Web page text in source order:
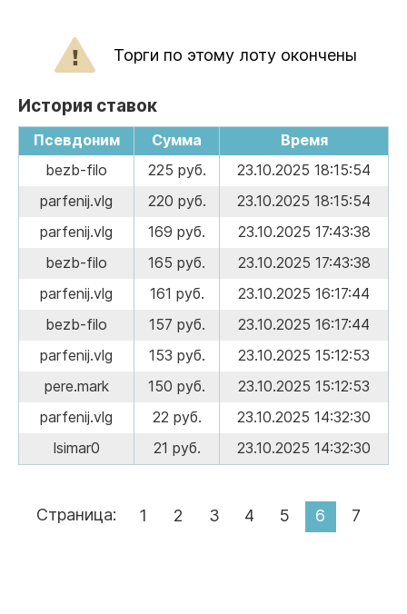
Торги по этому лоту окончены
История ставок
Псевдоним Сумма
Время
bezb-filo
225 руб.
23.10.2025 18:15:54
parfenij.vlg
220 руб.
23.10.2025 18:15:54
parfenij.vlg
169 руб.
23.10.2025 17:43:38
bezb-filo
165 руб.
23.10.2025 17:43:38
parfenij.vlg
161 руб.
23.10.2025 16:17:44
bezb-filo
157 руб.
23.10.2025 16:17:44
parfenij.vlg
153 руб.
23.10.2025 15:12:53
pere.mark
150 руб.
23.10.2025 15:12:53
parfenij.vlg
22 руб.
23.10.2025 14:32:30
lsimar0
21 руб. 23.10.2025 14:32:30
Страница: 1 2 3 4 5 6 7